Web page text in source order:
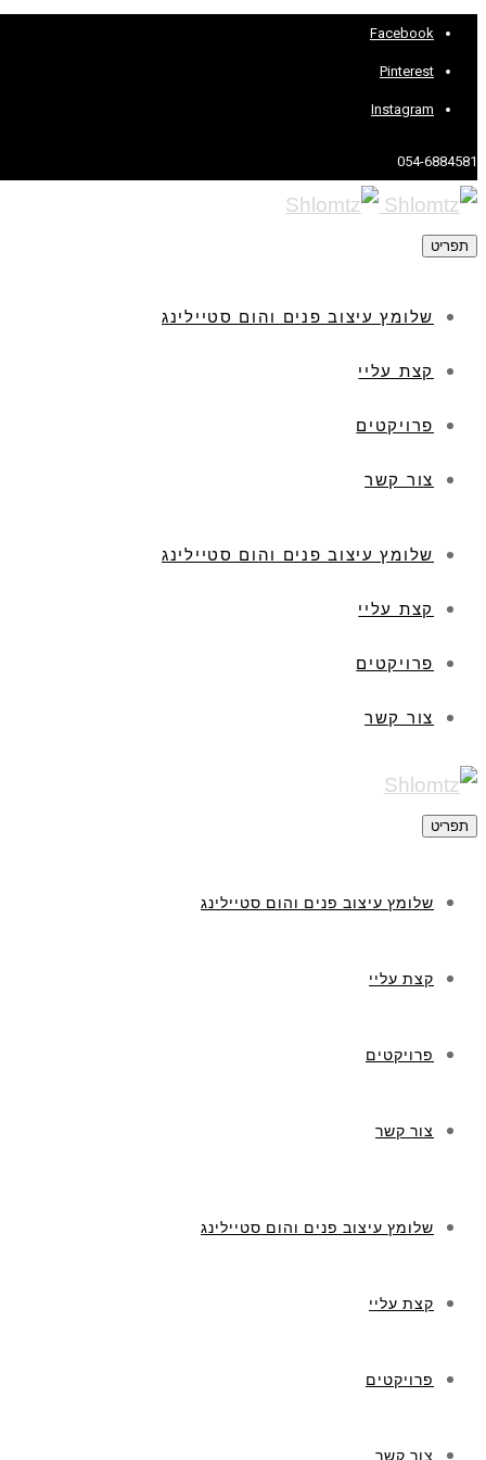
Facebook
Pinterest
Instagram
054-6884581
תפריט
שלומץ עיצוב פנים והום סטיילינג
קצת עליי
פרויקטים
צור קשר
שלומץ עיצוב פנים והום סטיילינג
קצת עליי
פרויקטים
צור קשר
תפריט
שלומץ עיצוב פנים והום סטיילינג
קצת עליי
פרויקטים
צור קשר
שלומץ עיצוב פנים והום סטיילינג
קצת עליי
פרויקטים
צור קשר